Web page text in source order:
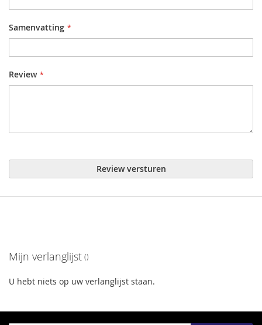
Samenvatting
Review
Review versturen
Mijn verlanglijst
U hebt niets op uw verlanglijst staan.